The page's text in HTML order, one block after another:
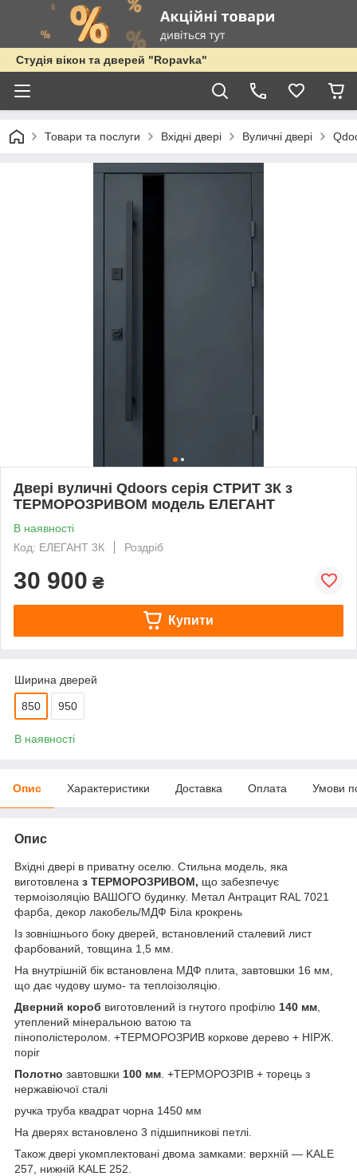
Студія вікон та дверей "Ropavka"
Товари та послуги Вхідні двері Вуличні двері
Двері вуличні Qdoors серія СТРИТ 3К з
ТЕРМОРОЗРИВОМ модель ЕЛЕГАНТ
В наявності
Код: ЕЛЕГАНТ 3К
Роздріб
30 900 ₴
Купити
Ширина дверей
850 950
В наявності
Опис Характеристики Доставка Оплата Умови
Опис
Вхідні двері в приватну оселю. Стильна модель, яка
виготовлена з ТЕРМОРОЗРИВОМ, що забезпечує
термоізоляцію ВАШОГО будинку. Метал Антрацит RAL 7021
фарба, декор лакобель/МДФ Біла крокрень
Із зовнішнього боку дверей, встановлений сталевий лист
фарбований, товщина 1,5 мм.
На внутрішній бік встановлена МДФ плита, завтовшки 16 мм,
що дає чудову шумо- та теплоізоляцію.
Дверний короб виготовлений із гнутого профілю 140 мм
утеплений мінеральною ватою та
пінополістеролом. +ТЕРМОРОЗРИВ коркове дерево + НІРЖ.
поріг
Полотно завтовшки 100 мм . +ТЕРМОРОЗРІВ + торець з
нержавіючої сталі
ручка труба квадрат чорна 1450 мм
На дверях встановлено 3 підшипникові петлі.
Також двері укомплектовані двома замками: верхній — KALE
257, нижній KALE 252.